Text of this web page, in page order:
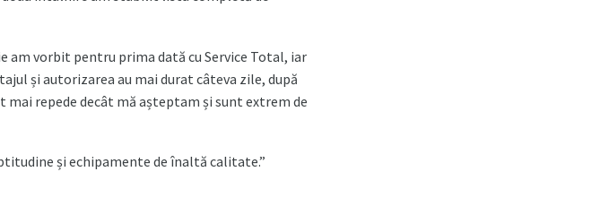
am vorbit pentru prima dată cu Service Total, iar
și autorizarea au mai durat câteva zile, după
repede decât mă așteptam și sunt extrem de
și echipamente de înaltă calitate.”